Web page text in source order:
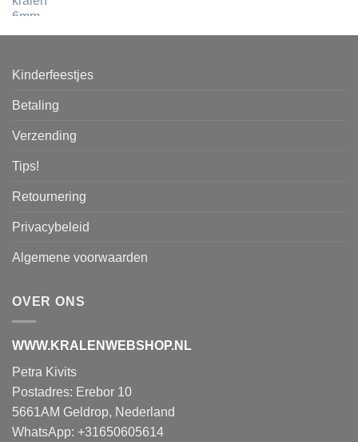
Kinderfeestjes
Betaling
Verzending
Tips!
Retournering
Privacybeleid
Algemene voorwaarden
OVER ONS
WWW.KRALENWEBSHOP.NL
Petra Kivits
Postadres: Erebor 10
5661AM Geldrop, Nederland
WhatsApp: +31650605614